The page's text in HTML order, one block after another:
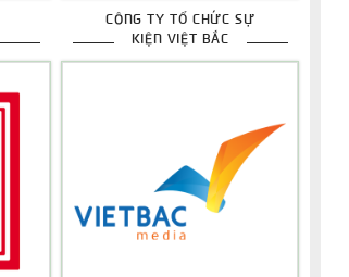
CÔNG TY TỔ CHỨC SỰ
KIỆN VIỆT BẮC